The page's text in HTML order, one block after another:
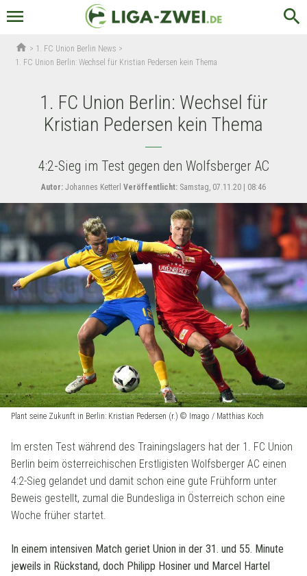
menu search
home > 1. FC Union Berlin News >
1. FC Union Berlin: Wechsel für Kristian Pedersen kein Thema
1. FC Union Berlin: Wechsel für
Kristian Pedersen kein Thema
4:2-Sieg im Test gegen den Wolfsberger AC
Autor: Johannes Ketterl Veröffentlicht: Samstag, 07.11.20 | 08:46
Plant seine Zukunft in Berlin: Kristian Pedersen (r.) © Imago / Matthias Koch
Im ersten Test während des Trainingslagers hat der 1. FC Union
Berlin beim österreichischen Erstligisten Wolfsberger AC einen
4:2-Sieg gelandet und damit schon eine gute Frühform unter
Beweis gestellt, zumal die Bundesliga in Österreich schon eine
Woche früher startet.
In einem intensiven Match geriet Union in der 31. und 55. Minute
jeweils in Rückstand, doch Philipp Hosiner und Marcel Hartel